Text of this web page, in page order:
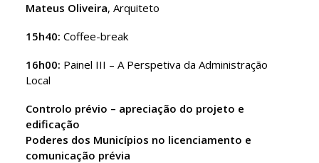
Mateus Oliveira, Arquiteto
15h40: Coffee-break
16h00: Painel III – A Perspetiva da Administração
Local
Controlo prévio – apreciação do projeto e
edificação
Poderes dos Municípios no licenciamento e
comunicação prévia